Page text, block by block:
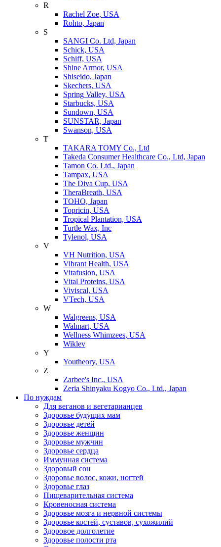
R
Rachel Zoe, USA
Rohto, Japan
S
SANGI Co. Ltd, Japan
Schick, USA
Schiff, USA
Shine Armor, USA
Shiseido, Japan
Skechers, USA
Spring Valley, USA
Starbucks, USA
Sundown, USA
SUNSTAR, Japan
Swanson, USA
T
TAKARA TOMY Co., Ltd
Takeda Consumer Healthcare Co., Ltd, Japan
Tamon Co. Ltd., Japan
Tampax, USA
The Diva Cup, USA
TheraBreath, USA
TOHO, Japan
Topricin, USA
Tropical Plantation, USA
Turtle Wax, Inc
Tylenol, USA
V
VH Nutrition, USA
Vibrant Health, USA
Vitafusion, USA
Vital Proteins, USA
Viviscal, USA
VTech, USA
W
Walgreens, USA
Walmart, USA
Wellness Whimzees, USA
Wiklev
Y
Youtheory, USA
Z
Zarbee's Inc., USA
Zeria Shinyaku Kogyo Co., Ltd., Japan
По нуждам
Для веганов и вегетарианцев
Здоровье будущих мам
Здоровье детей
Здоровье женщин
Здоровье мужчин
Здоровье сердца
Иммунная система
Здоровый сон
Здоровье волос, кожи, ногтей
Здоровье глаз
Пищеварительная система
Кровеносная система
Здоровье мозга и нервной системы
Здоровье костей, суставов, сухожилий
Здоровое долголетие
Здоровье полости рта